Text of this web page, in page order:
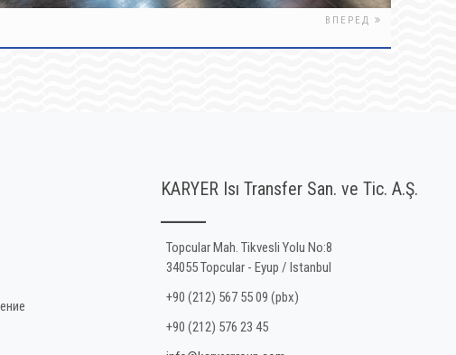
ВПЕРЕД
KARYER Isı Transfer San. ve Tic. A.Ş.
Topcular Mah. Tikvesli Yolu No:8
34055 Topcular - Eyup / Istanbul
+90 (212) 567 55 09 (pbx)
+90 (212) 576 23 45